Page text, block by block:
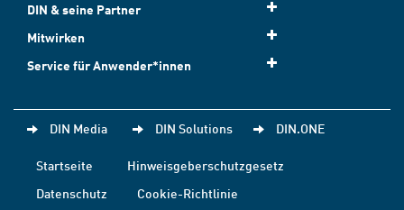
DIN & seine Partner
Mitwirken
Service für Anwender*innen
DIN Media DIN Solutions DIN.ONE
Startseite
Hinweisgeberschutzgesetz
Datenschutz
Cookie-Richtlinie